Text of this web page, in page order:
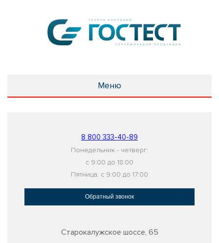
Меню
8 800 333-40-89
Понедельник - четверг:
с 9:00 до 18:00
Пятница: с 9:00 до 17:00
Обратный звонок
Старокалужское шоссе, 65